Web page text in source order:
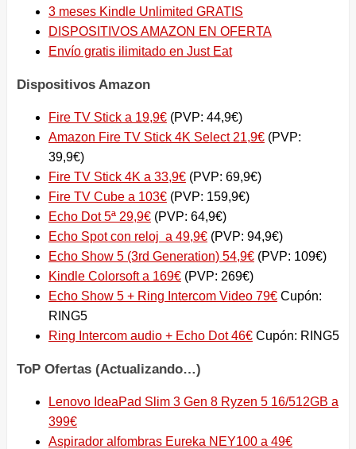
3 meses Kindle Unlimited GRATIS
DISPOSITIVOS AMAZON EN OFERTA
Envío gratis ilimitado en Just Eat
Dispositivos Amazon
Fire TV Stick a 19,9€(PVP: 44,9€)
Amazon Fire TV Stick 4K Select 21,9€(PVP:
39,9€)
Fire TV Stick 4K a 33,9€(PVP: 69,9€)
Fire TV Cube a 103€(PVP: 159,9€)
Echo Dot 5ª 29,9€(PVP: 64,9€)
Echo Spot con reloj a 49,9€(PVP: 94,9€)
Echo Show 5 (3rd Generation) 54,9€(PVP: 109€)
Kindle Colorsoft a 169€(PVP: 269€)
Echo Show 5 + Ring Intercom Video 79€Cupón:
RING5
Ring Intercom audio + Echo Dot 46€Cupón: RING5
ToP Ofertas (Actualizando…)
Lenovo IdeaPad Slim 3 Gen 8 Ryzen 5 16/512GB a
399€
Aspirador alfombras Eureka NEY100 a 49€